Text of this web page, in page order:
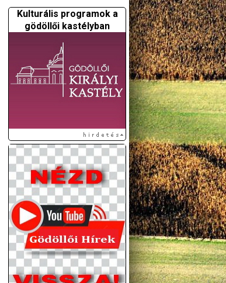
Kulturális programok a
gödöllői kastélyban